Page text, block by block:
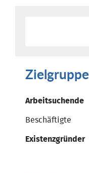
Zielgruppe
Arbeitsuchende
Beschäftigte
Existenzgründer